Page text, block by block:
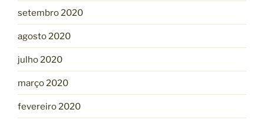
setembro 2020
agosto 2020
julho 2020
março 2020
fevereiro 2020